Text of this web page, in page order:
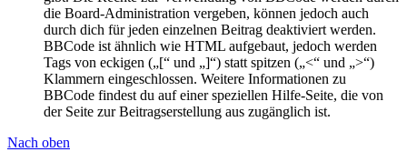
die Board-Administration vergeben, können jedoch auch
durch dich für jeden einzelnen Beitrag deaktiviert werden.
BBCode ist ähnlich wie HTML aufgebaut, jedoch werden
Tags von eckigen („[“ und „]“) statt spitzen („<“ und „>“)
Klammern eingeschlossen. Weitere Informationen zu
BBCode findest du auf einer speziellen Hilfe-Seite, die von
der Seite zur Beitragserstellung aus zugänglich ist.
Nach oben